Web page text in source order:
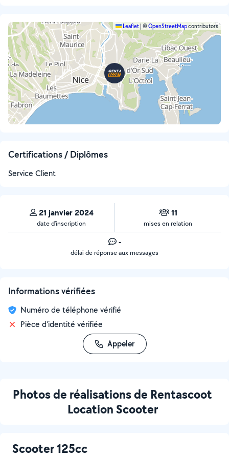
Leaflet ©OpenStreetMapcontributors
Certifications / Diplômes
Service Client
21 janvier 2024
date d’inscription
11
mises en relation
-
délai de réponse aux messages
Informations vérifiées
Numéro de téléphone vérifié
Pièce d'identité vérifiée
Appeler
Photos de réalisations de Rentascoot
Location Scooter
Scooter 125cc